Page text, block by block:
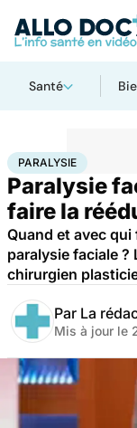
Santé
AccueilSanté Maladies
PARALYSIE
Paralysie
faire la
Quand et avec
paralysie faciale ?
chirurgien
Par La
Mis à jour le